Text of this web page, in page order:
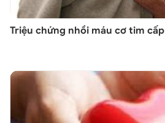
Triệu chứng nhồi máu cơ tim cấp